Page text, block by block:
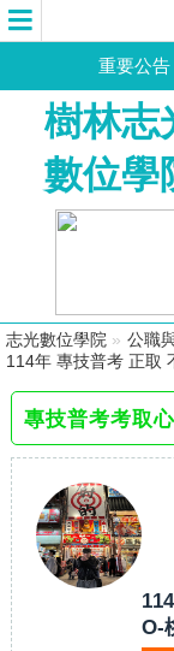
重要公告
樹林志
數位學
志光數位學院 » 公職
114年 專技普考 正取
專技普考考取
O-